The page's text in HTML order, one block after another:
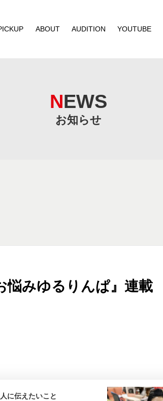
ABOUT AUDITION YOUTUBE
NEWS
お知らせ
悩みゆるりんぱ』連載
に伝えたいこと